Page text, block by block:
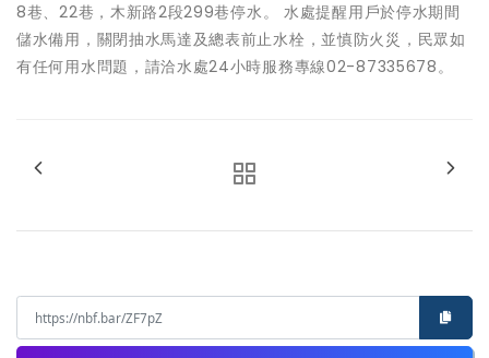
8巷、22巷，木新路2段299巷停水。 水處提醒用戶於停水期間
儲水備用，關閉抽水馬達及總表前止水栓，並慎防火災，民眾如
有任何用水問題，請洽水處24小時服務專線02-87335678。